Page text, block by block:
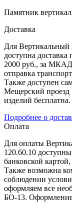
Памятник
Доставка
Для Вертикальный
доступна
2000 руб., за
отправка
Также доступен
Мещерский проезд
изделий бесплатна.
Подробнее о
Оплата
Для оплаты
120.60.10
банковской
Также возможна
соблюдении
оформляем все
БО-13. Оформление